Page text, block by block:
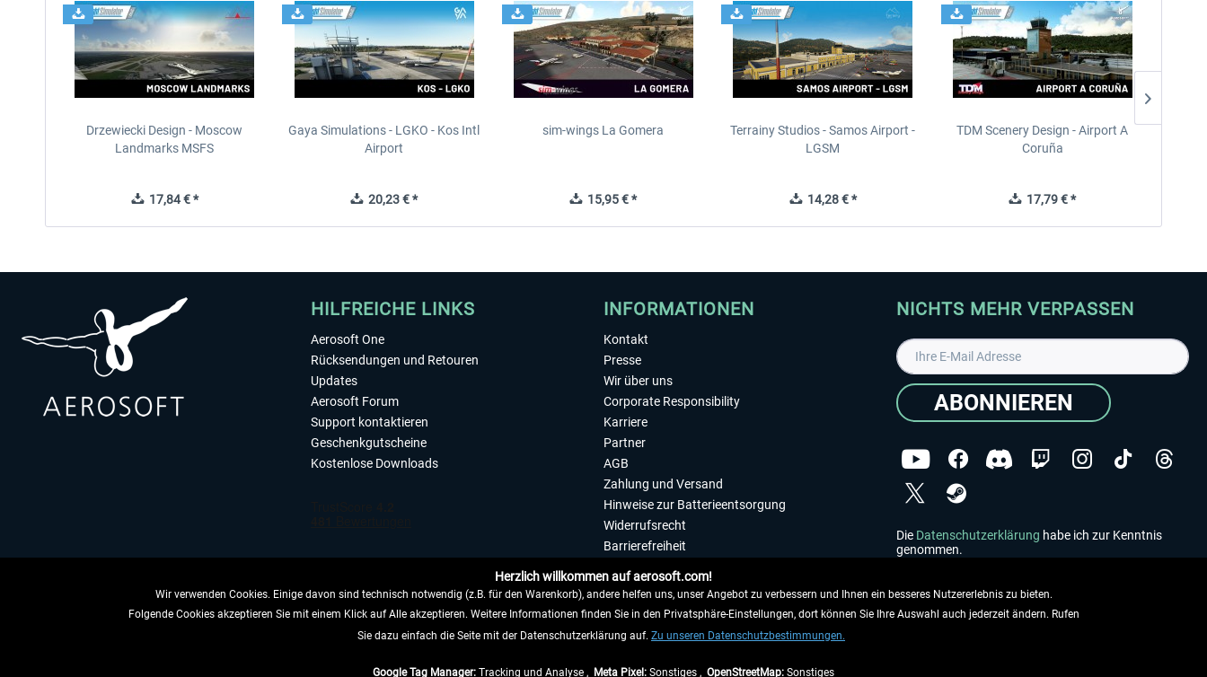
Drzewiecki Design - Moscow
Landmarks MSFS
17,84 € *
Gaya Simulations - LGKO - Kos Intl
Airport
20,23 € *
sim-wings La Gomera
15,95 € *
Terrainy Studios - Samos Airport -
LGSM
14,28 € *
TDM Scenery Design - Airport A
Coruña
17,79 € *
HILFREICHE LINKS
Aerosoft One
Rücksendungen und Retouren
Updates
Aerosoft Forum
Support kontaktieren
Geschenkgutscheine
Kostenlose Downloads
VERTRAG WIDERRUFEN
INFORMATIONEN
Kontakt
Presse
Wir über uns
Corporate Responsibility
Karriere
Partner
AGB
Zahlung und Versand
Hinweise zur Batterieentsorgung
Widerrufsrecht
Barrierefreiheit
Impressum
NICHTS MEHR VERPASSEN
ABONNIEREN
Die Datenschutzerklärung habe ich zur Kenntnis
genommen.
Herzlich willkommen auf aerosoft.com!
Wir verwenden Cookies. Einige davon sind technisch notwendig (z.B. für den Warenkorb), andere helfen uns, unser Angebot zu verbessern und Ihnen ein besseres Nutzererlebnis zu bieten.
Folgende Cookies akzeptieren Sie mit einem Klick auf Alle akzeptieren. Weitere Informationen finden Sie in den Privatsphäre-Einstellungen, dort können Sie Ihre Auswahl auch jederzeit ändern. Rufen
Sie dazu einfach die Seite mit der Datenschutzerklärung auf. Zu unseren Datenschutzbestimmungen.
Google Tag Manager: Tracking und Analyse , Meta Pixel: Sonstiges , OpenStreetMap: Sonstiges